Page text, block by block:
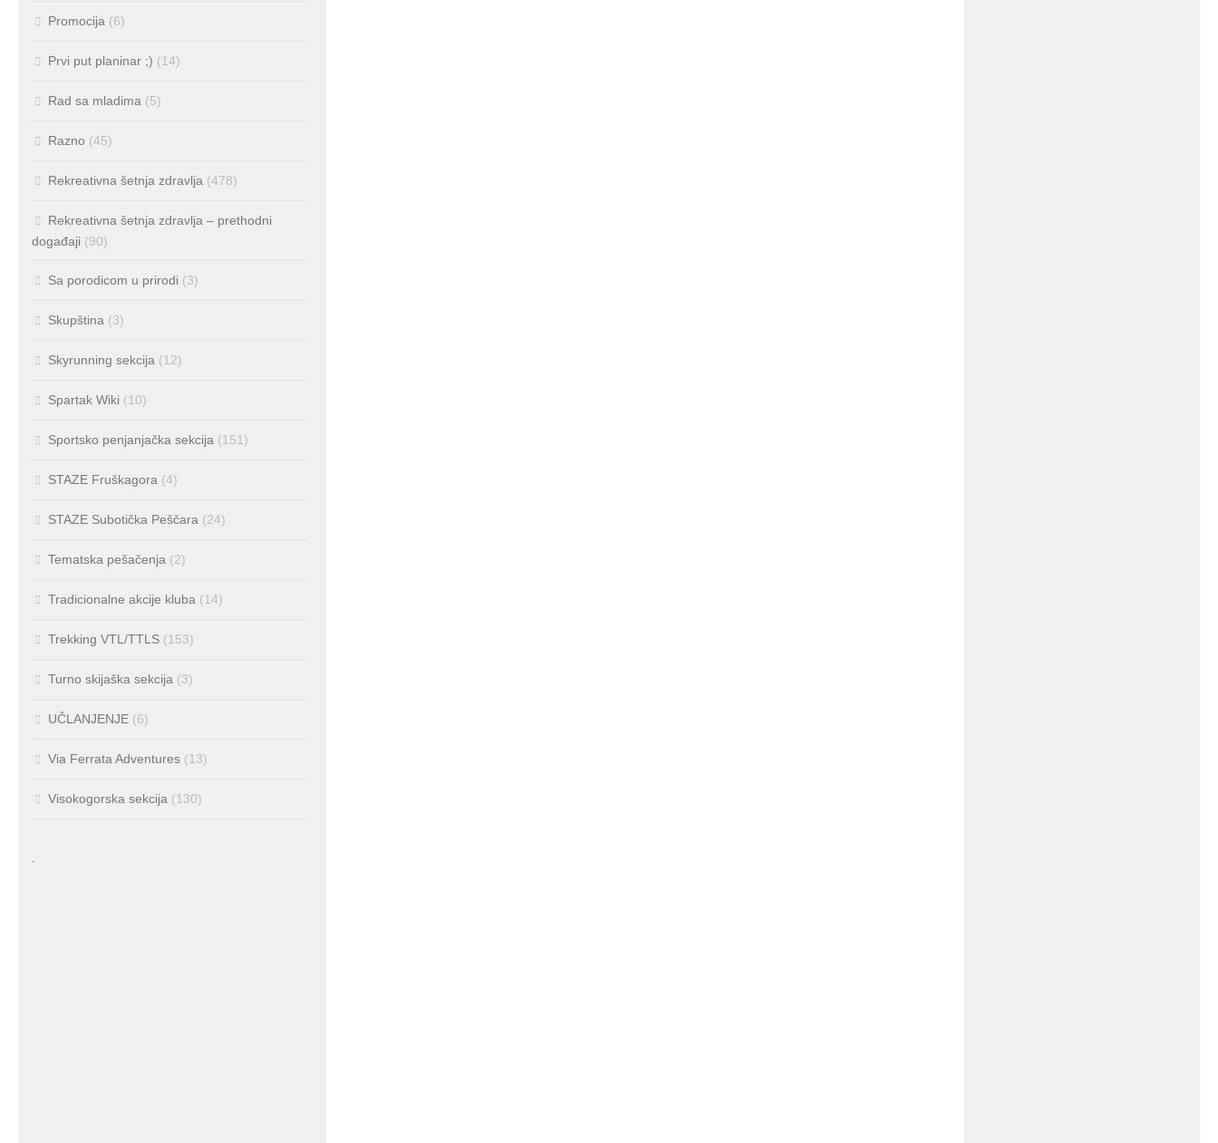
Promocija (6)
Prvi put planinar ;) (14)
Rad sa mladima (5)
Razno (45)
Rekreativna šetnja zdravlja (478)
Rekreativna šetnja zdravlja – prethodni
događaji (90)
Sa porodicom u prirodi (3)
Skupština (3)
Skyrunning sekcija (12)
Spartak Wiki (10)
Sportsko penjanjačka sekcija (151)
STAZE Fruškagora (4)
STAZE Subotička Peščara (24)
Tematska pešačenja (2)
Tradicionalne akcije kluba (14)
Trekking VTL/TTLS (153)
Turno skijaška sekcija (3)
UČLANJENJE (6)
Via Ferrata Adventures (13)
Visokogorska sekcija (130)
.